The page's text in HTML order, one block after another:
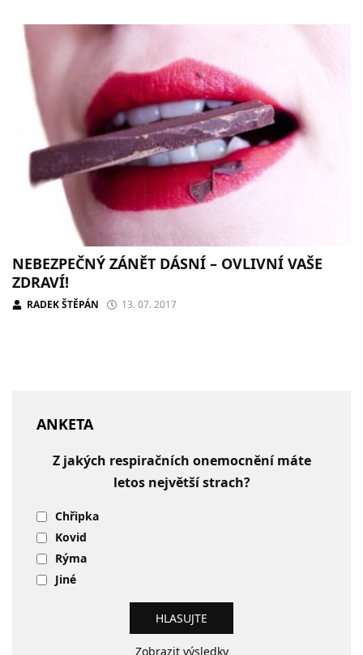
NEBEZPEČNÝ ZÁNĚT DÁSNÍ – OVLIVNÍ VAŠE
ZDRAVÍ!
RADEK ŠTĚPÁN 13. 07. 2017
ANKETA
Z jakých respiračních onemocnění máte
letos největší strach?
Chřipka
Kovid
Rýma
Jiné
Zobrazit výsledky